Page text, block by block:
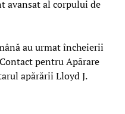
avansat al corpului de
au urmat încheierii
pentru Apărare
apărării Lloyd J.